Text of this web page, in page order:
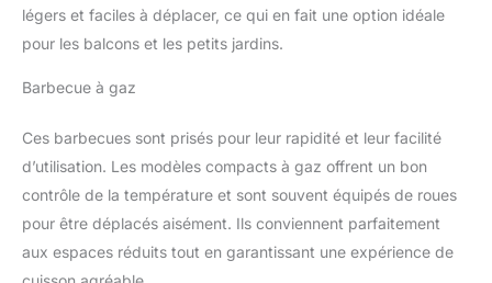
légers et faciles à déplacer, ce qui en fait une option idéale
pour les balcons et les petits jardins.
Barbecue à gaz
Ces barbecues sont prisés pour leur rapidité et leur facilité
d’utilisation. Les modèles compacts à gaz offrent un bon
contrôle de la température et sont souvent équipés de roues
pour être déplacés aisément. Ils conviennent parfaitement
aux espaces réduits tout en garantissant une expérience de